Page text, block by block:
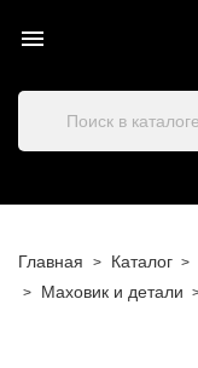

Главная Каталог
Маховик и детали